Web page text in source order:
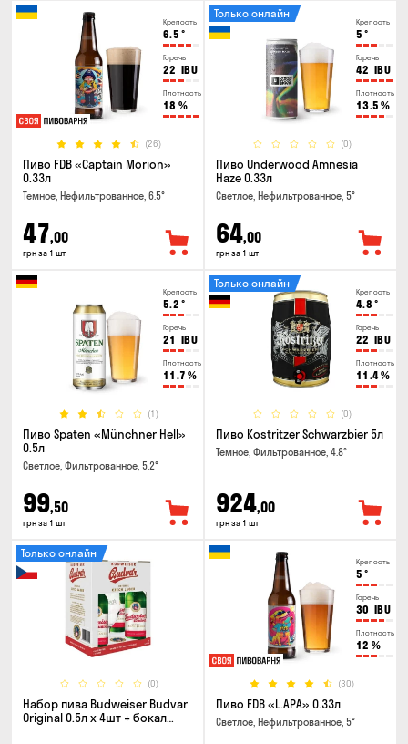
Крепость
6.5 °
Горечь
22 IBU
Плотность
18 %
(26)
Пиво FDB «Captain Morion»
0.33л
Темное, Нефильтрованное, 6.5°
47,00
грн за 1 шт
Крепость
5 °
Горечь
42 IBU
Плотность
13.5 %
(0)
Только онлайн
Пиво Underwood Amnesia
Haze 0.33л
Светлое, Нефильтрованное, 5°
64,00
грн за 1 шт
Крепость
5.2 °
Горечь
21 IBU
Плотность
11.7 %
(1)
Пиво Spaten «Münchner Hell»
0.5л
Светлое, Фильтрованное, 5.2°
99,50
грн за 1 шт
Крепость
4.8 °
Горечь
22 IBU
Плотность
11.4%
(0)
Только онлайн
Пиво Kostritzer Schwarzbier 5л
Темное, Фильтрованное, 4.8°
924,00
грн за 1 шт
(0)
Только онлайн
Набор пива Budweiser Budvar
Original 0.5л х 4шт + бокал
Крепость
5 °
Горечь
30 IBU
Плотность
12 %
(30)
Пиво FDB «L.APA» 0.33л
Светлое, Нефильтрованное, 5°